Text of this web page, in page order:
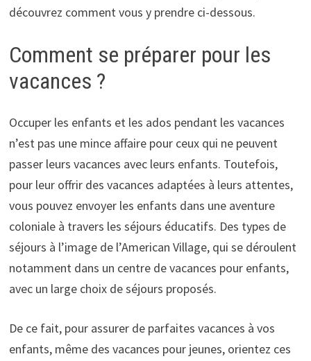
découvrez comment vous y prendre ci-dessous.
Comment se préparer pour les
vacances ?
Occuper les enfants et les ados pendant les vacances
n’est pas une mince affaire pour ceux qui ne peuvent
passer leurs vacances avec leurs enfants. Toutefois,
pour leur offrir des vacances adaptées à leurs attentes,
vous pouvez envoyer les enfants dans une aventure
coloniale à travers les séjours éducatifs. Des types de
séjours à l’image de l’American Village, qui se déroulent
notamment dans un centre de vacances pour enfants,
avec un large choix de séjours proposés.
De ce fait, pour assurer de parfaites vacances à vos
enfants, même des vacances pour jeunes, orientez ces